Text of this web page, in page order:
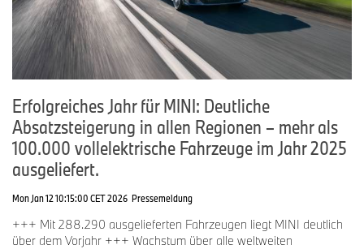
Erfolgreiches Jahr für MINI: Deutliche
Absatzsteigerung in allen Regionen – mehr als
100.000 vollelektrische Fahrzeuge im Jahr 2025
ausgeliefert.
Mon Jan 12 10:15:00 CET 2026 Pressemeldung
+++ Mit 288.290 ausgelieferten Fahrzeugen liegt MINI deutlich
über dem Vorjahr +++ Wachstum über alle weltweiten